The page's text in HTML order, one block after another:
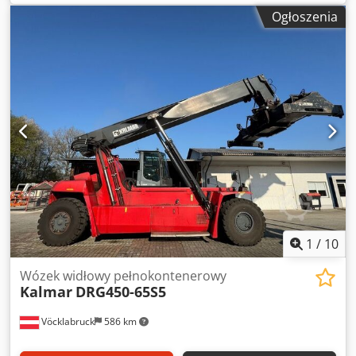
podnoszenia:15 000 mm, rodzaj paliwa:diesel, moc:247
, typ napędu:
Cjdpszkc Agofx Akcsrf Stan: Gotowy do pracy i w pełni
sprawny Stan techniczny: dobry Typ opon przednich:
pneumatyczne Typ opon tylnych: pneumatyczne Opis:
NOWY silnik przy 18 500 godzinach pracy!!! NEW engine at
18,500 hours!!!
Ogłoszenia
1 / 10
Vöcklabruck 586 km
Wózek widłowy pełnokontenerowy
Kalmar DRG450-65S5